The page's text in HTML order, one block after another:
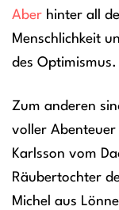
Aber hinter all
Menschlichkeit
des Optimismus.
Zum anderen
voller
Karlsson vom
Räubertochter
Michel aus